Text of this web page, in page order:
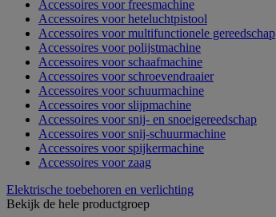
Accessoires voor freesmachine
Accessoires voor heteluchtpistool
Accessoires voor multifunctionele gereedschap
Accessoires voor polijstmachine
Accessoires voor schaafmachine
Accessoires voor schroevendraaier
Accessoires voor schuurmachine
Accessoires voor slijpmachine
Accessoires voor snij- en snoeigereedschap
Accessoires voor snij-schuurmachine
Accessoires voor spijkermachine
Accessoires voor zaag
Elektrische toebehoren en verlichting
Bekijk de hele productgroep